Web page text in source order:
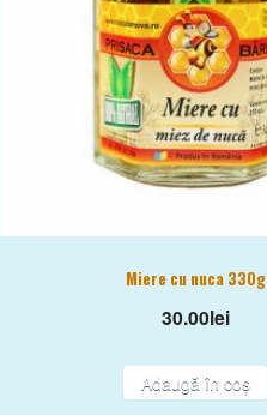
Miere cu nuca 330g
30.00lei
Adaugă în coș